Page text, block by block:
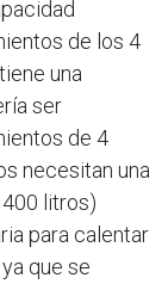
de los 4
una
ser
de 4
necesitan una
litros)
para calentar
que se